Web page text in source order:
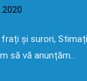
și surori,
să vă anunțăm…